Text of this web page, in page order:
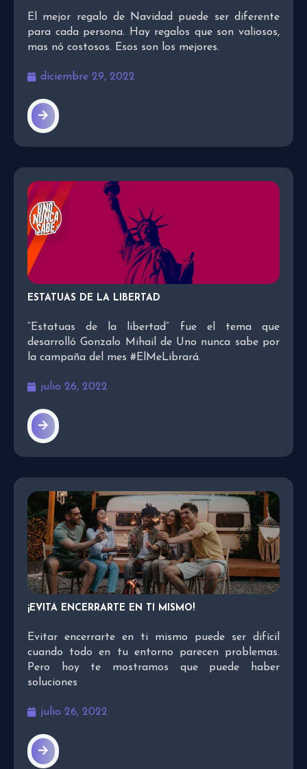
El mejor regalo de Navidad puede ser diferente
para cada persona. Hay regalos que son valiosos,
mas nó costosos. Esos son los mejores.
diciembre 29, 2022
ESTATUAS DE LA LIBERTAD
“Estatuas de la libertad” fue el tema que
desarrolló Gonzalo Mihail de Uno nunca sabe por
la campaña del mes #ElMeLibrará.
julio 26, 2022
¡EVITA ENCERRARTE EN TI MISMO!
Evitar encerrarte en ti mismo puede ser difícil
cuando todo en tu entorno parecen problemas.
Pero hoy te mostramos que puede haber
soluciones
julio 26, 2022